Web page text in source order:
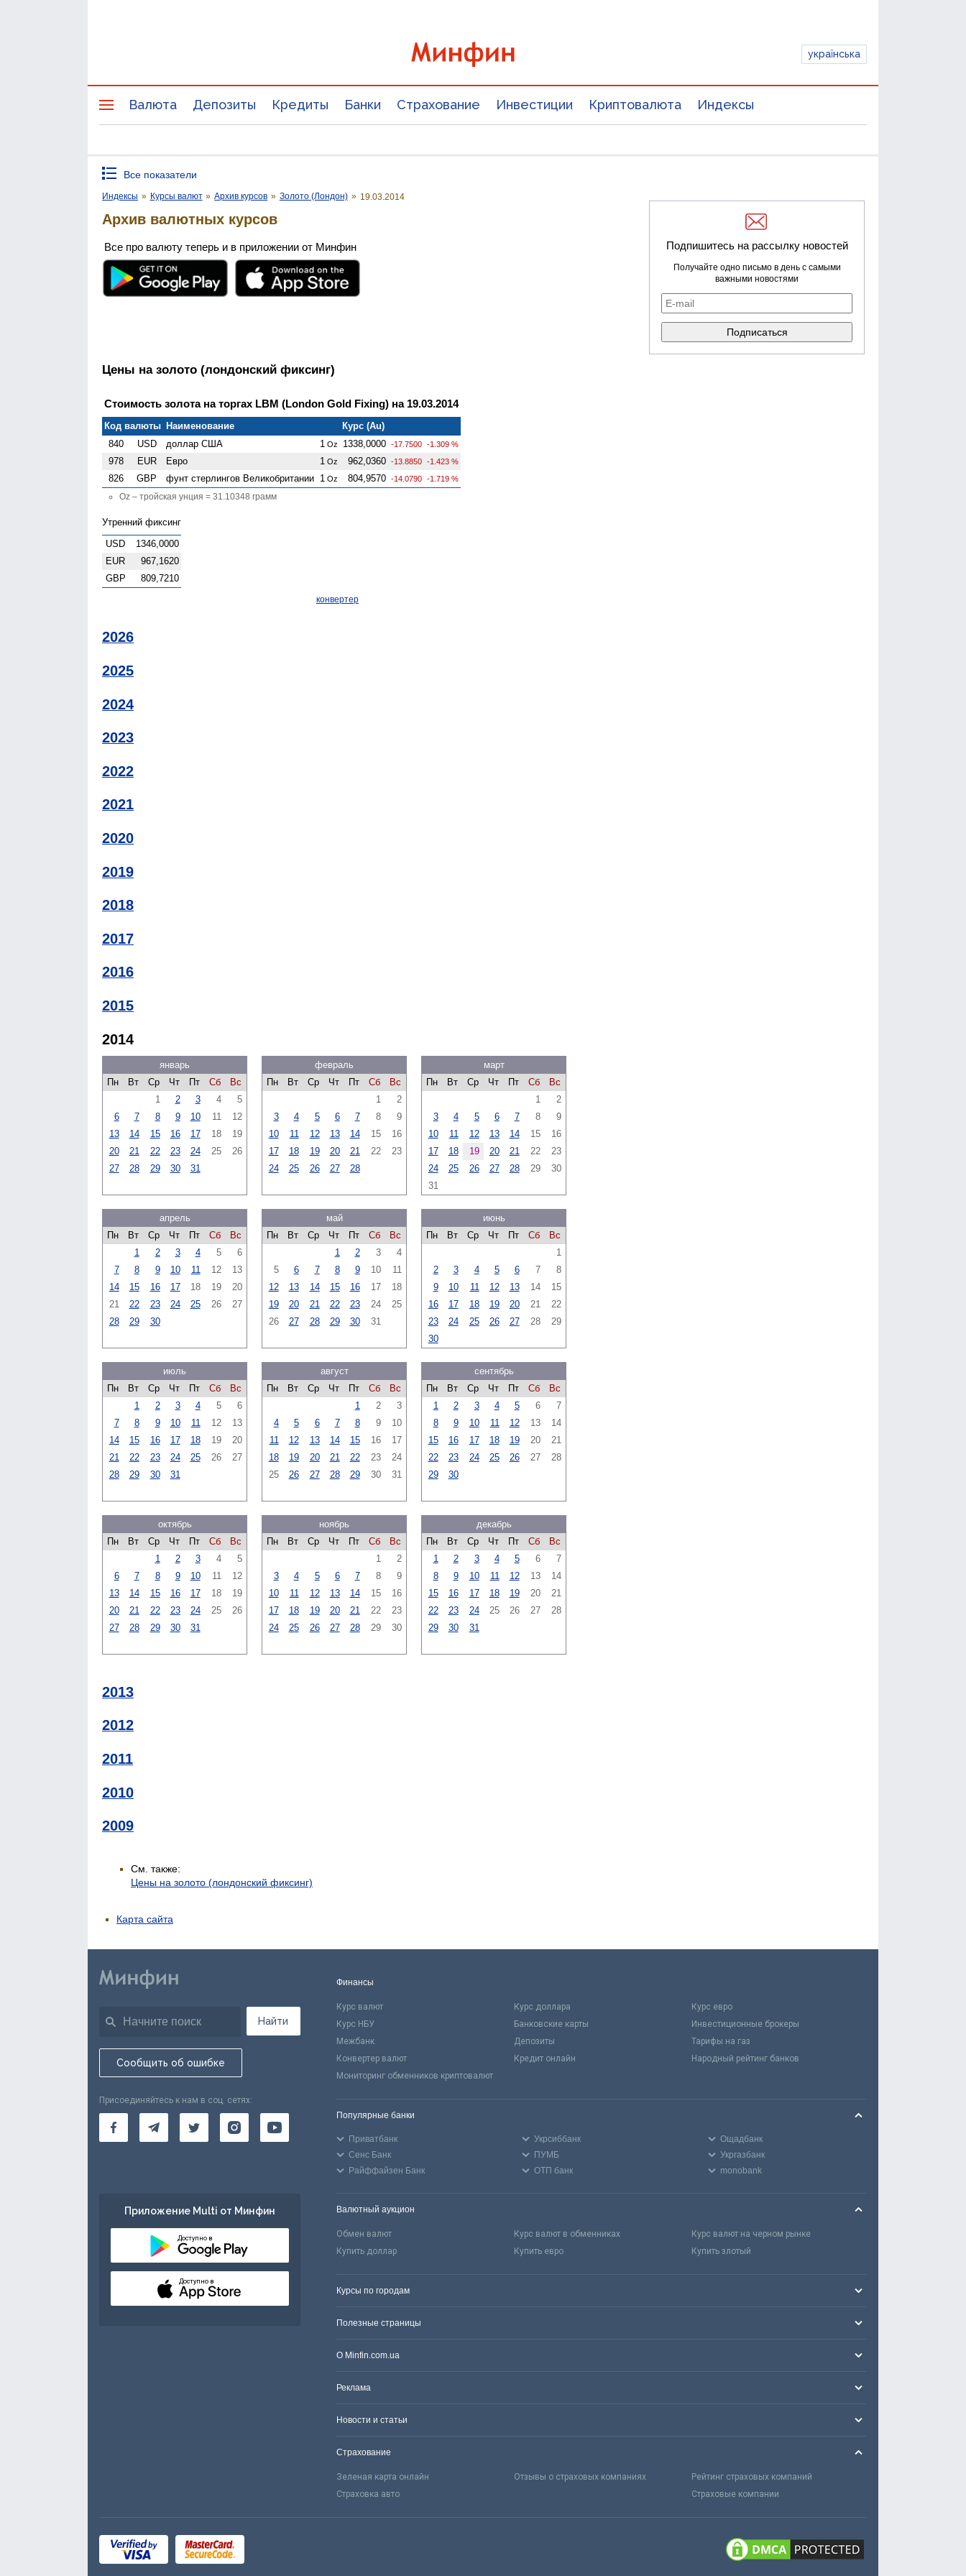
українська
Валюта Депозиты Кредиты Банки Страхование Инвестиции Криптовалюта Индексы
Все показатели
Индексы » Курсы валют » Архив курсов » Золото (Лондон) » 19.03.2014
Архив валютных курсов
Все про валюту теперь и в приложении от Минфин
Цены на золото (лондонский фиксинг)
Стоимость золота на торгах LBM (London Gold Fixing) на 19.03.2014
Код валюты Наименование
Курс (Au)
840
USD доллар США 1 Oz 1338,0000 -17.7500 -1.309 %
978 EUR Евро 1 Oz 962,0360 -13.8850 -1.423 %
826 GBP фунт стерлингов Велико­британии 1 Oz 804,9570 -14.0790 -1.719 %
Oz – тройская унция = 31.10348 грамм
Утренний фиксинг
USD
1346,0000
EUR
967,1620
GBP
809,7210
конвертер
2026
2025
2024
2023
2022
2021
2020
2019
2018
2017
2016
2015
2014
январь
Пн
Вт Ср Чт Пт Сб
Вс
1
2 3 4
5
6
7 8 9 10 11
12
13
14 15 16 17 18
19
20
21 22 23 24 25
26
27
28 29 30 31
февраль
Пн
Вт Ср Чт Пт Сб
Вс
1
2
3
4 5 6 7 8
9
10
11 12 13 14 15
16
17
18 19 20 21 22
23
24
25 26 27 28
март
Пн
Вт Ср Чт Пт Сб
Вс
1
2
3
4 5 6 7 8
9
10
11 12 13 14 15
16
17
18 19 20 21 22
23
24
25 26 27 28 29
30
31
апрель
Пн
Вт Ср Чт Пт Сб
Вс
1
2 3 4 5
6
7
8 9 10 11 12
13
14
15 16 17 18 19
20
21
22 23 24 25 26
27
28
29 30
май
Пн
Вт Ср Чт Пт Сб
Вс
1
2 3
4
5
6 7 8 9 10
11
12
13 14 15 16 17
18
19
20 21 22 23 24
25
26
27 28 29 30 31
июнь
Пн
Вт Ср Чт Пт Сб
Вс
1
2
3 4 5 6 7
8
9
10 11 12 13 14
15
16
17 18 19 20 21
22
23
24 25 26 27 28
29
30
июль
Пн
Вт Ср Чт Пт Сб
Вс
1
2 3 4 5
6
7
8 9 10 11 12
13
14
15 16 17 18 19
20
21
22 23 24 25 26
27
28
29 30 31
август
Пн
Вт Ср Чт Пт Сб
Вс
1
2
3
4
5 6 7 8 9
10
11
12 13 14 15 16
17
18
19 20 21 22 23
24
25
26 27 28 29 30 31
сентябрь
Пн
Вт Ср Чт Пт Сб
Вс
1
2 3 4 5 6
7
8
9 10 11 12 13
14
15
16 17 18 19 20
21
22
23 24 25 26 27
28
29
30
октябрь
Пн
Вт Ср Чт Пт Сб
Вс
1
2 3 4
5
6
7 8 9 10 11
12
13
14 15 16 17 18
19
20
21 22 23 24 25
26
27
28 29 30 31
ноябрь
Пн
Вт Ср Чт Пт Сб
Вс
1
2
3
4 5 6 7 8
9
10
11 12 13 14 15
16
17
18 19 20 21 22
23
24
25 26 27 28 29 30
декабрь
Пн
Вт Ср Чт Пт Сб
Вс
1
2 3 4 5 6
7
8
9 10 11 12 13
14
15
16 17 18 19 20
21
22
23 24 25 26 27
28
29
30 31
2013
2012
2011
2010
2009
См. также:
Цены на золото (лондонский фиксинг)
Подпишитесь на рассылку новостей
Получайте одно письмо в день с самыми
важными новостями
Карта сайта
Найти
Сообщить об ошибке
Присоединяйтесь к нам в соц. сетях:
Приложение Multi от Минфин
Доступно в
Доступно в
Финансы
Курс валют Курс доллара
Курс евро
Курс НБУ
Банковские карты
Инвестиционные брокеры
Межбанк
Депозиты
Тарифы на газ
Конвертер валют
Кредит онлайн
Народный рейтинг банков
Мониторинг обменников криптовалют
Популярные банки
Приватбанк Укрсиббанк
Ощадбанк
Сенс Банк
ПУМБ
Укргазбанк
Райффайзен Банк
ОТП банк monobank
Валютный аукцион
Обмен валют Курс валют в обменниках
Курс валют на черном рынке
Купить доллар
Купить евро Купить злотый
Курсы по городам
Полезные страницы
О Minfin.com.ua
Реклама
Новости и статьи
Страхование
Зеленая карта онлайн Отзывы о страховых компаниях
Рейтинг страховых компаний
Страховка авто
Страховые компании